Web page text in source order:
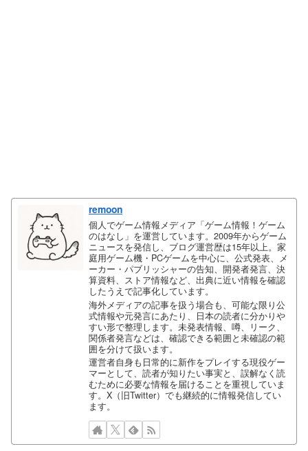
remoon
個人でゲーム情報メディア「ゲーム情報！ゲーム
のはなし」を運営しています。2009年からゲーム
ニュースを発信し、ブログ運営歴は15年以上。家
庭用ゲーム機・PCゲームを中心に、公式発表、メ
ーカー・パブリッシャーの告知、開発者発言、決
算資料、ストア情報など、出典に近い情報を確認
したうえで記事化しています。
海外メディアの記事を扱う場合も、可能な限り公
式情報や元発言にあたり、日本の読者に分かりや
すい形で整理します。未発表情報、噂、リーク、
関係者発言などは、確認できる範囲と未確認の範
囲を分けて扱います。
運営者自身も日常的に新作をプレイする現役ゲー
マーとして、読者が知りたい事実と、誤解なく読
むために必要な情報を届けることを重視していま
す。X（旧Twitter）でも継続的に情報発信してい
ます。